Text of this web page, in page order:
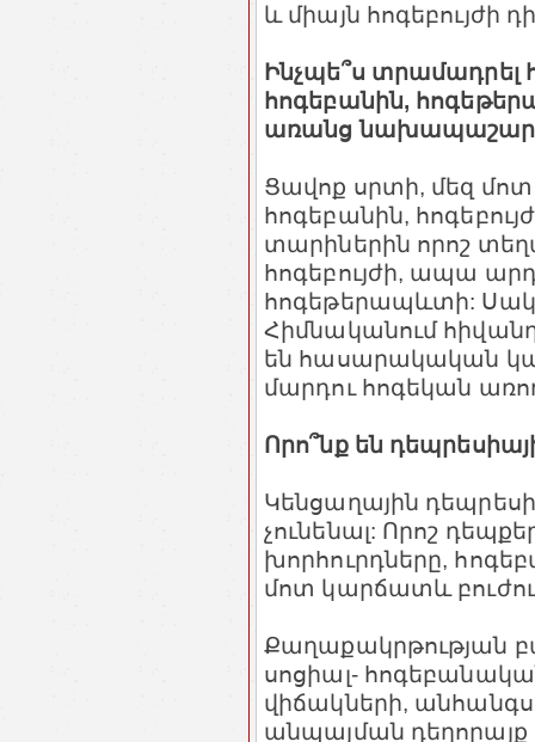
և միայն հոգեբույժի
Ինչպե՞ս տրամադրել
հոգեբանին,
առանց
Ցավոք սրտի, մեզ
հոգեբանին,
տարիներին որոշ
հոգեբույժի, ապա
հոգեթերապևտի:
Հիմնականում
են հասարակական
մարդու հոգեկան
Որո՞նք են
Կենցաղային
չունենալ: Որոշ
խորհուրդները,
մոտ կարճատև
Քաղաքակրթության
սոցիալ-
վիճակների,
անպայման դեղորայք